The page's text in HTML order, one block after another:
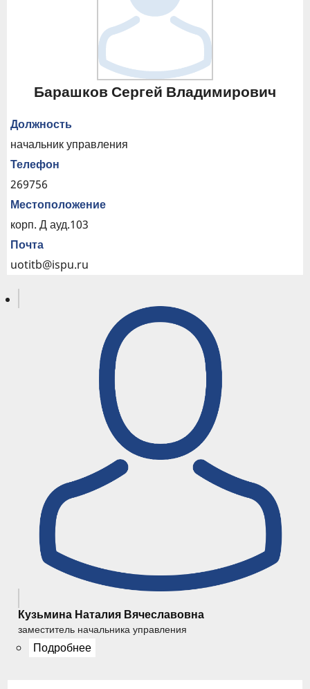
Барашков Сергей Владимирович
Должность
начальник управления
Телефон
269756
Местоположение
корп. Д ауд.103
Почта
uotitb@ispu.ru
Кузьмина Наталия Вячеславовна
заместитель начальника управления
Подробнее